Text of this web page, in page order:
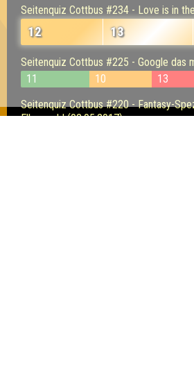
Seitenquiz Cottbus #234 - Love is in
12 13
Seitenquiz Cottbus #225 - Google das
11
10
13
Seitenquiz Cottbus #220 - Fantasy-
Elbenwald (02.05.2017)